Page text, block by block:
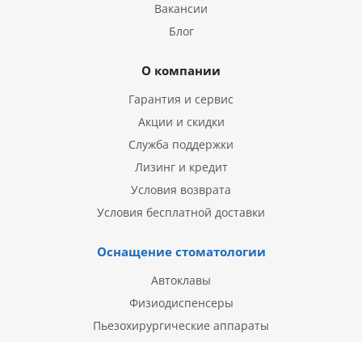
Вакансии
Блог
О компании
Гарантия и сервис
Акции и скидки
Служба поддержки
Лизинг и кредит
Условия возврата
Условия бесплатной доставки
Оснащение стоматологии
Автоклавы
Физиодиспенсеры
Пьезохирургические аппараты